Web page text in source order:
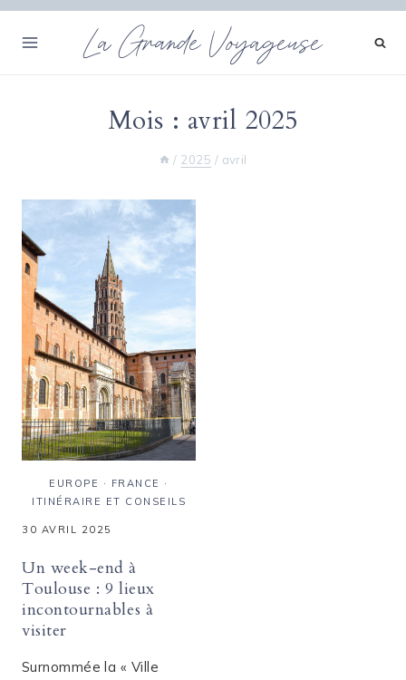
Aller
La Grande Voyageuse
Mois : avril 2025
/ 2025 / avril
EUROPE · FRANCE ·
ITINÉRAIRE ET CONSEILS
30 AVRIL 2025
Un week-end à
Toulouse : 9 lieux
incontournables à
visiter
Surnommée la « Ville